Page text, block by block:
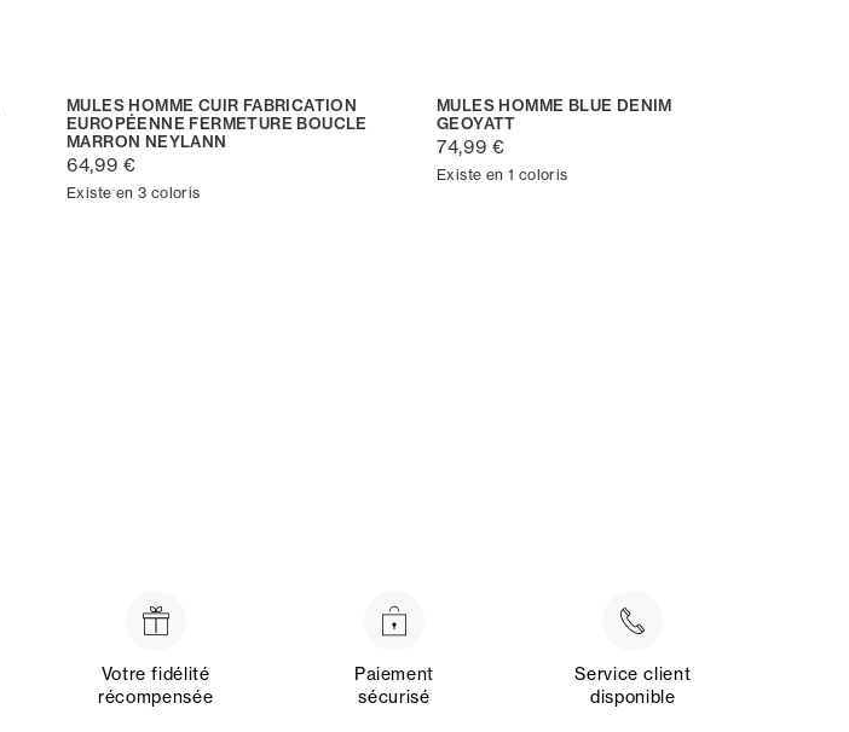
MULES HOMME CUIR FABRICATION
EUROPÉENNE FERMETURE BOUCLE
MARRON NEYLANN
64,99 €
Existe en 3 coloris
MULES HOMME BLUE DENIM
GEOYATT
74,99 €
Existe en 1 coloris
Votre fidélité
récompensée
Paiement
sécurisé
Service client
disponible